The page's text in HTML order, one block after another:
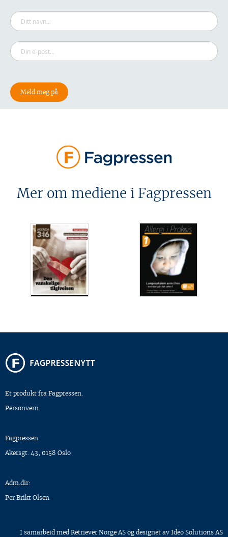
Mer om mediene i Fagpressen
Et produkt fra Fagpressen.
Personvern
Fagpressen
Akersgt. 43, 0158 Oslo
Adm.dir:
Per Brikt Olsen
I samarbeid med Retriever Norge AS og designet av Ideo Solutions AS